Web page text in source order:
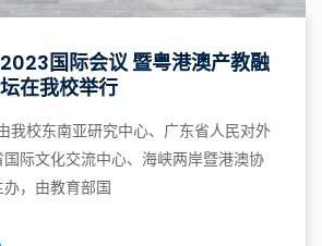
国际会议 暨粤港澳产教融
在我校举行
我校东南亚研究中心、广东省人民对外
际文化交流中心、海峡两岸暨港澳协
，由教育部国